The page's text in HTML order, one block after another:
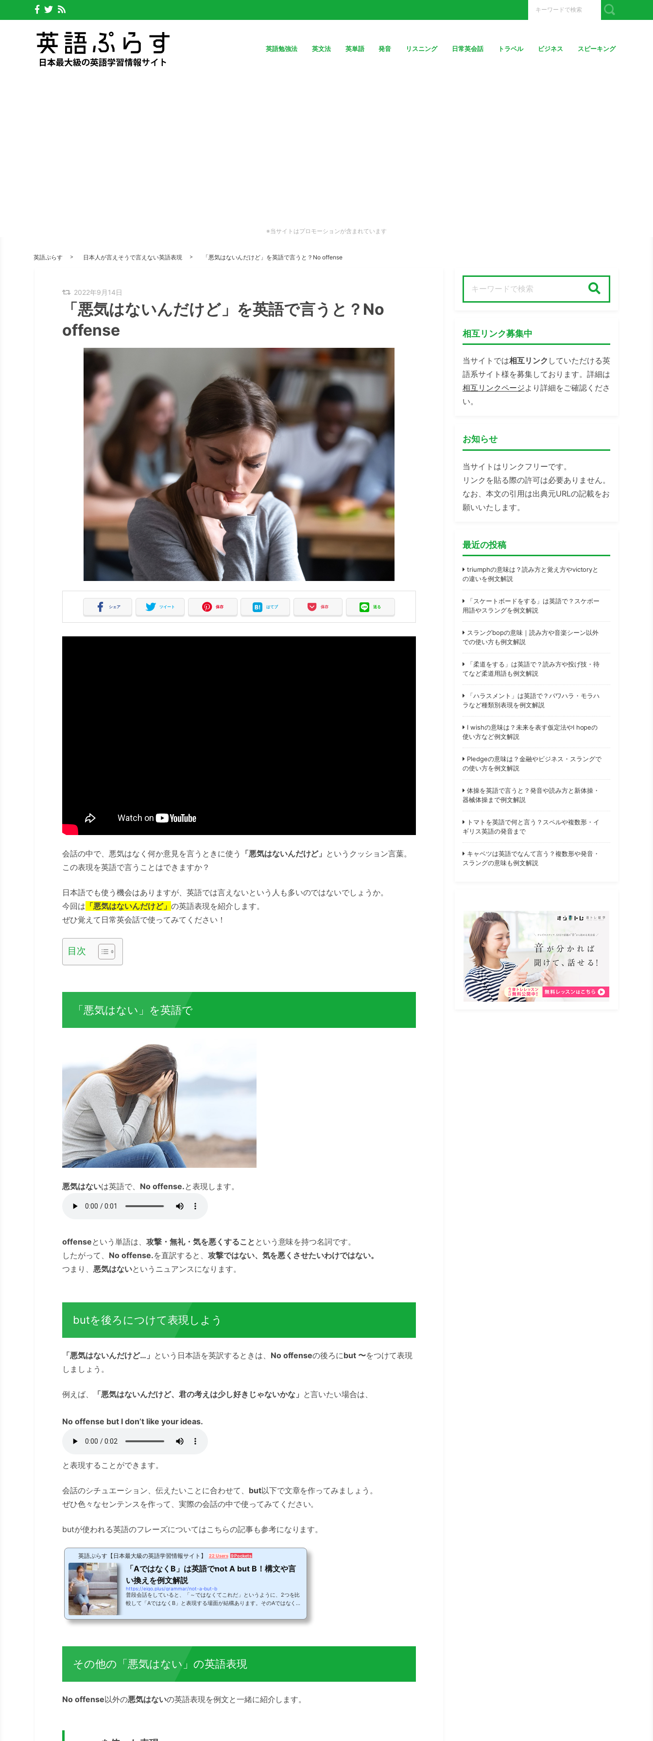
英語勉強法 英文法 英単語 発音 リスニング 日常英会話 トラベル ビジネス スピーキング
※当サイトはプロモーションが含まれています
英語ぷらす 日本人が言えそうで言えない英語表現 「悪気はないんだけど」を英語で言うと？No offense
2022年9月14日
「悪気はないんだけど」を英語で言うと？No
offense
シェア ツイート 保存 はてブ 保存 送る
会話の中で、悪気はなく何か意見を言うときに使う 「悪気はないんだけど」 というクッション言葉。
この表現を英語で言うことはできますか？
日本語でも使う機会はありますが、英語では言えないという人も多いのではないでしょうか。
今回は 「悪気はないんだけど」 の英語表現を紹介します。
ぜひ覚えて日常英会話で使ってみてください！
目次
「悪気はない」を英語で
悪気はないは英語で、 No offense.と表現します。
offenseという単語は、 攻撃・無礼・気を悪くすること という意味を持つ名詞です。
したがって、 No offense.を直訳すると、 攻撃ではない、気を悪くさせたいわけではない。
つまり、 悪気はないというニュアンスになります。
butを後ろにつけて表現しよう
「悪気はないんだけど…」 という日本語を英訳するときは、 No offenseの後ろにbut 〜をつけて表現
しましょう。
例えば、 「悪気はないんだけど、君の考えは少し好きじゃないかな」 と言いたい場合は、
No offense but I don’t like your ideas.
と表現することができます。
会話のシチュエーション、伝えたいことに合わせて、 but以下で文章を作ってみましょう。
ぜひ色々なセンテンスを作って、実際の会話の中で使ってみてください。
butが使われる英語のフレーズについてはこちらの記事も参考になります。
英語ぷらす【日本最大級の英語学習情報サイト】 22 Users 9 Pockets
「AではなくB」は英語でnot A but B！構文や言
い換えを例文解説
https://eigo.plus/grammar/not-a-but-b
普段会話をしていると、「～ではなくてこれだ」というように、2つを比
較して「AではなくB」と表現する場面が結構あります。そのAではなくB
できる表現の一方で、あまり使いこなせていないという方も多いのではな
その他の「悪気はない」の英語表現
No offense以外の悪気はないの英語表現を例文と一緒に紹介します。
相互リンク募集中
当サイトでは相互リンク していただける英
語系サイト様を募集しております。詳細は
相互リンクページより詳細をご確認くださ
い。
お知らせ
当サイトはリンクフリーです。
リンクを貼る際の許可は必要ありません。
なお、本文の引用は出典元URLの記載をお
願いいたします。
最近の投稿
triumphの意味は？読み方と覚え方やvictoryと
の違いを例文解説
「スケートボードをする」は英語で？スケボー
用語やスラングを例文解説
スラングbopの意味｜読み方や音楽シーン以外
での使い方も例文解説
「柔道をする」は英語で？読み方や投げ技・待
てなど柔道用語も例文解説
「ハラスメント」は英語で？パワハラ・モラハ
ラなど種類別表現を例文解説
I wishの意味は？未来を表す仮定法やI hopeの
使い方など例文解説
Pledgeの意味は？金融やビジネス・スラングで
の使い方を例文解説
体操を英語で言うと？発音や読み方と新体操・
器械体操まで例文解説
トマトを英語で何と言う？スペルや複数形・イ
ギリス英語の発音まで
キャベツは英語でなんて言う？複数形や発音・
スラングの意味も例文解説